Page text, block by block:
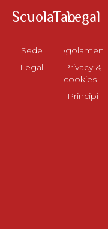
ScuolaTao
Sede
Legal
Legal
Regolamento
Privacy &
cookies
Principi